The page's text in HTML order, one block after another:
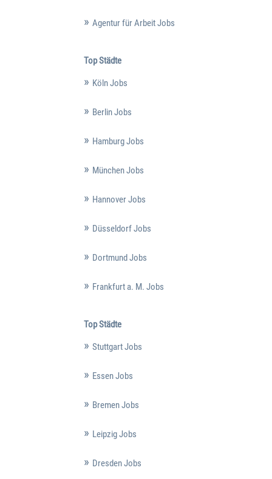
Agentur für Arbeit Jobs
Top Städte
Köln Jobs
Berlin Jobs
Hamburg Jobs
München Jobs
Hannover Jobs
Düsseldorf Jobs
Dortmund Jobs
Frankfurt a. M. Jobs
Top Städte
Stuttgart Jobs
Essen Jobs
Bremen Jobs
Leipzig Jobs
Dresden Jobs